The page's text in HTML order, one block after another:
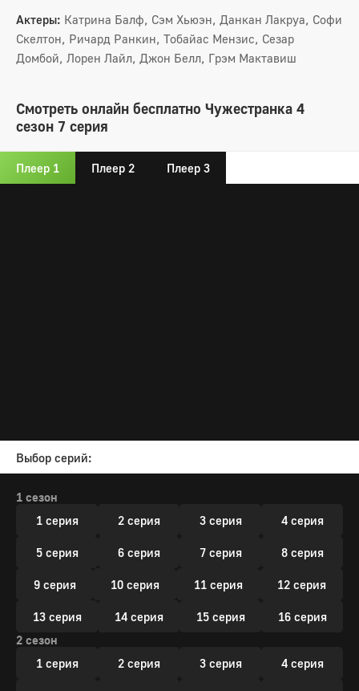
Актеры: Катрина Балф, Сэм Хьюэн, Данкан Лакруа, Софи
Скелтон, Ричард Ранкин, Тобайас Мензис, Сезар
Домбой, Лорен Лайл, Джон Белл, Грэм Мактавиш
Смотреть онлайн бесплатно Чужестранка 4
сезон 7 серия
Плеер 1 Плеер 2 Плеер 3
Выбор серий:
1 сезон
1 серия
2 серия 3 серия 4 серия
5 серия 6 серия 7 серия 8 серия
9 серия 10 серия 11 серия 12 серия
13 серия 14 серия 15 серия
16 серия
2 сезон
1 серия
2 серия 3 серия 4 серия